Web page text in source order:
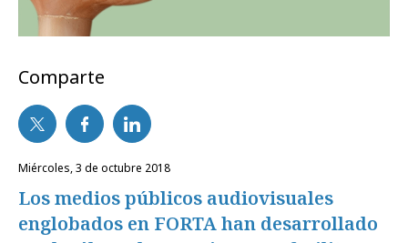
Comparte
miércoles, 3 de octubre 2018
Los medios públicos audiovisuales
englobados en FORTA han desarrollado